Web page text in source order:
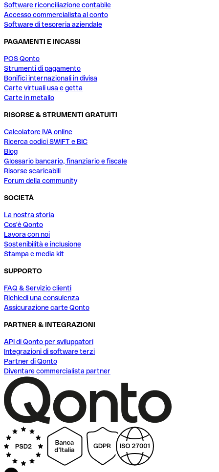
Software riconciliazione contabile
Accesso commercialista al conto
Software di tesoreria aziendale
PAGAMENTI E INCASSI
POS Qonto
Strumenti di pagamento
Bonifici internazionali in divisa
Carte virtuali usa e getta
Carte in metallo
RISORSE & STRUMENTI GRATUITI
Calcolatore IVA online
Ricerca codici SWIFT e BIC
Blog
Glossario bancario, finanziario e fiscale
Risorse scaricabili
Forum della community
SOCIETÀ
La nostra storia
Cos'è Qonto
Lavora con noi
Sostenibilità e inclusione
Stampa e media kit
SUPPORTO
FAQ & Servizio clienti
Richiedi una consulenza
Assicurazione carte Qonto
PARTNER & INTEGRAZIONI
API di Qonto per sviluppatori
Integrazioni di software terzi
Partner di Qonto
Diventare commercialista partner